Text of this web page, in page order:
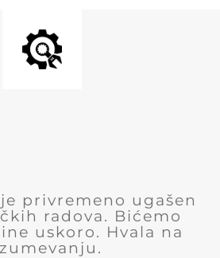
privremeno ugašen
radova. Bićemo
uskoro. Hvala na